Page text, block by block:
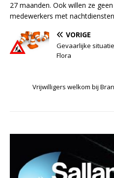
27 maanden. Ook willen ze
medewerkers met
VORIGE
Gevaarlijke
Flora
Vrijwilligers welkom bij